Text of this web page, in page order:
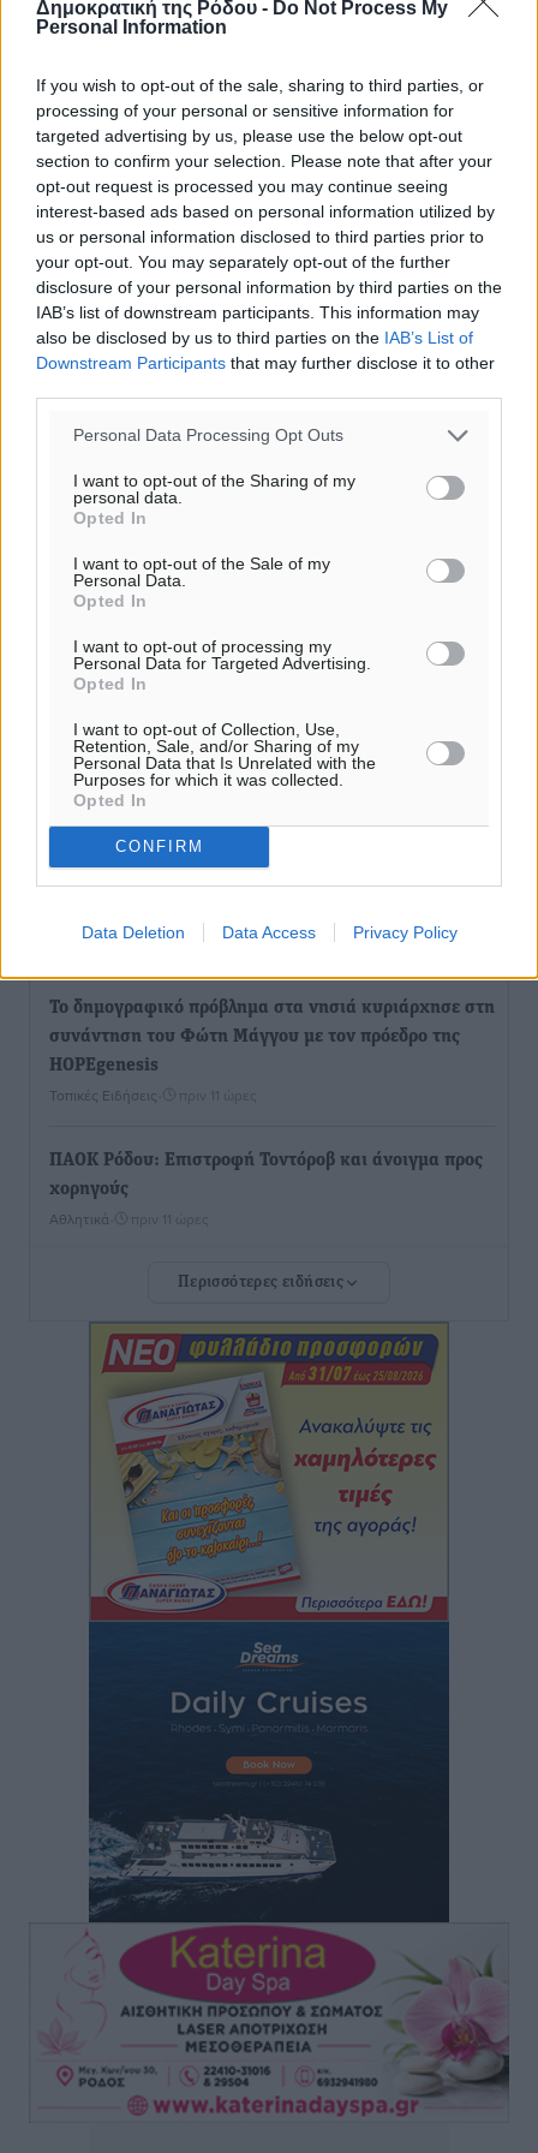
Δημοκρατική της Ρόδου - Do Not Process My
Personal Information
If you wish to opt-out of the sale, sharing to third parties, or
processing of your personal or sensitive information for
targeted advertising by us, please use the below opt-out
section to confirm your selection. Please note that after your
opt-out request is processed you may continue seeing
interest-based ads based on personal information utilized by
us or personal information disclosed to third parties prior to
your opt-out. You may separately opt-out of the further
disclosure of your personal information by third parties on the
IAB’s list of downstream participants. This information may
also be disclosed by us to third parties on the IAB’s List of
Downstream Participants that may further disclose it to other
Personal Data Processing Opt Outs
I want to opt-out of the Sharing of my
personal data.
Opted In
I want to opt-out of the Sale of my
Personal Data.
Opted In
I want to opt-out of processing my
Personal Data for Targeted Advertising.
Opted In
I want to opt-out of Collection, Use,
Retention, Sale, and/or Sharing of my
Personal Data that Is Unrelated with the
Purposes for which it was collected.
Opted In
CONFIRM
Data Deletion Data Access Privacy Policy
Ροή ειδήσεων
Έτος – ορόσημο το 2025 για δωρεές οργάνων στην
Ελλάδα
Ο.Φ. Ιστρίου: Καρέ ανανεώσεων σε άξονα και
μετόπισθεν
Αθλητικά• πριν 11 ώρες
Επικός Εργκίν Αταμάν στη Σύμη: Έσπασε πιάτα μέχρι
και στο κεφάλι του σε εστιατόριο ακούγοντας Άννα
Βίσση
Στο Επιμελητήριο Δωδεκανήσου σήμερα ο Πρέσβης
Τοπικές Ειδήσεις• πριν 11 ώρες
To δημογραφικό πρόβλημα στα νησιά κυριάρχησε στη
συνάντηση του Φώτη Μάγγου με τον πρόεδρο της
HOPEgenesis
Τοπικές Ειδήσεις πριν 11 ώρες
ΠΑΟΚ Ρόδου: Επιστροφή Τοντόροβ και άνοιγμα προς
χορηγούς
Αθλητικά πριν 11 ώρες
Rhodes Beyond Summer – Εκεί που το καλοκαίρι
Τοπικές Ειδήσεις• πριν 12 ώρες
Κικίλιας: Μειώθηκαν κατά 34% οι μεταναστευτικές
ροές στα θαλάσσια σύνορα
πριν 12 ώρες
Κως: Γερμανός τουρίστας κέρδισε αποζημίωση 900
ευρώ επειδή δεν βρήκε ξαπλώστρες στις
οικογενειακές διακοπές του
Τοπικές Ειδήσεις• πριν 12 ώρες
ο 8ος Γερμανός που αγνοούνταν μετά την παράσυρσή
ιστιοφόρου
Τοπικές Ειδήσεις• πριν 12 ώρες
Ερώτηση στην Ευρωπαϊκή Επιτροπή για τις
αλλεπάλληλες πυρκαγιές που ξεσπούν από μονάδες
ανακύκλωσης και ΧΥΤΑ και την επικίνδυνη έκθεση
σε καρκινογόνες τοξικές ουσίες
Ειδήσεις• πριν 12 ώρες
Περισσότερες ειδήσεις